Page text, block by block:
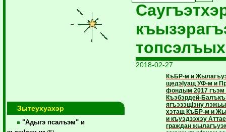
Зытеухуахэр
"Адыгэ псалъэм" и
2018-02-27
КъБР-м и
щедэIуащ УФ-м и
фондым 2017 гъэм
Къэбэрдей-
ягъэзэщIэну
хэтащ КъБР-м и
и къуэдзэхэу
граждан